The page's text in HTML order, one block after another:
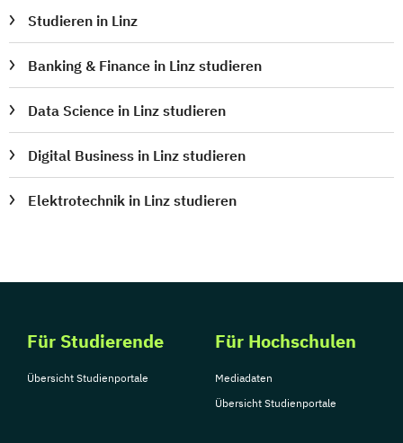
Public Management für
Verwaltungsfachangestellte
Pädagogik
Pädagogik
Bildungsberatung und Leitung
Robotics (DE/EN) Social Media
Software Engineering (EN)
Softwareentwicklung (DE/EN)
Jugendliche
Sozialpädagogik und Inklusion
Supply Chain Management
Tourismusmanagement UX Design
Studieren in Linz
Banking & Finance in Linz studieren
Data Science in Linz studieren
Digital Business in Linz studieren
Elektrotechnik in Linz studieren
Für Studierende
Übersicht Studienportale
Für Hochschulen
Mediadaten
Übersicht Studienportale